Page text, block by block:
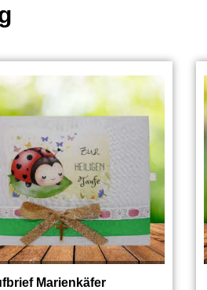
Marienkäfer